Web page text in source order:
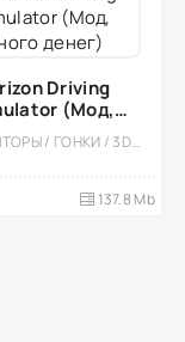
Driving
(Мод,
денег)
СИМУЛЯТОРЫ / ГОНКИ / 3D / ОДНОПОЛЬЗОВАТЕЛЬСКИЕ / ДРИФТ / ОФЛАЙН / ВСТРОЕННЫЙ КЕШ / МОД / АРКАДЫ / ОТКРЫТЫЙ МИР
137.8 Mb